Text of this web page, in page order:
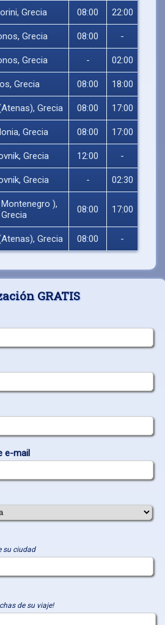
Grecia 08:00 22:00
Grecia 08:00 -
Grecia - 02:00
Grecia 08:00 18:00
Grecia 08:00 17:00
Grecia 08:00 17:00
Grecia 12:00 -
Grecia - 02:30
),
Grecia
08:00 17:00
Grecia 08:00 -
GRATIS
e-mail
su ciudad
de su viaje!